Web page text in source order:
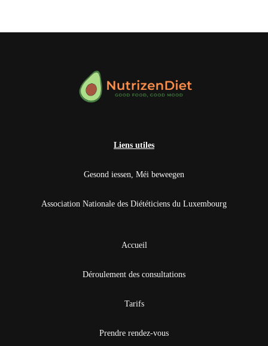
Liens utiles
Gesond iessen, Méi beweegen
Association Nationale des Diététiciens du Luxembourg
Accueil
Déroulement des consultations
Tarifs
Prendre rendez-vous